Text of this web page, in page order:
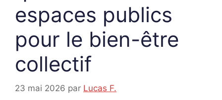
espaces publics
pour le bien-être
collectif
23 mai 2026 par Lucas F.